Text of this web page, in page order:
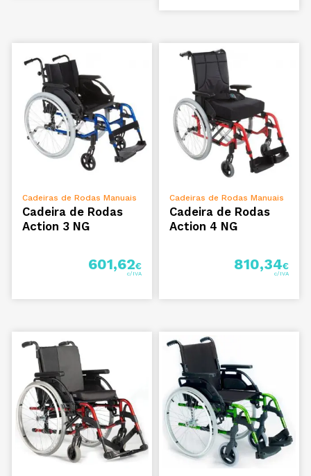
ADICIONAR
Cadeiras de Rodas Manuais
Cadeira de Rodas
Action 3 NG
601,62€
ADICIONAR
Cadeiras de Rodas Manuais
Cadeira de Rodas
Action 4 NG
810,34€